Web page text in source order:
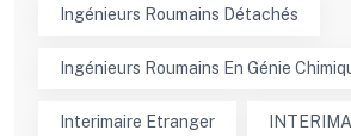
Ingénieurs Roumains Détachés
Ingénieurs Roumains En Génie
Interimaire Etranger